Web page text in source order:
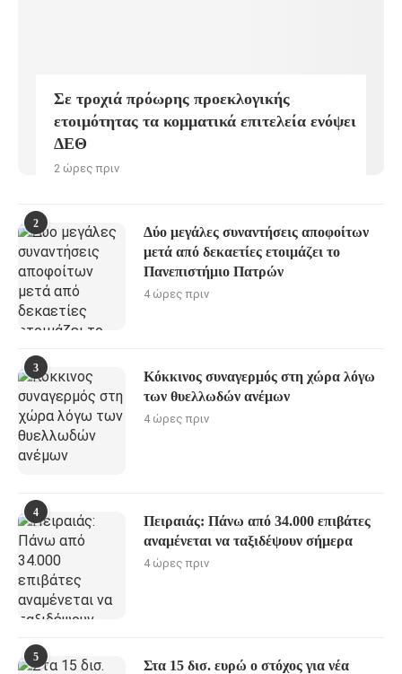
Σε τροχιά πρόωρης προεκλογικής
ετοιμότητας τα κομματικά επιτελεία ενόψει
ΔΕΘ
2 ώρες πριν
2
Δύο μεγάλες συναντήσεις αποφοίτων
μετά από δεκαετίες ετοιμάζει το
Πανεπιστήμιο Πατρών
4 ώρες πριν
3
Κόκκινος συναγερμός στη χώρα λόγω
των θυελλωδών ανέμων
4 ώρες πριν
4
Πειραιάς: Πάνω από 34.000 επιβάτες
αναμένεται να ταξιδέψουν σήμερα
4 ώρες πριν
5
Στα 15 δισ. ευρώ ο στόχος για νέα